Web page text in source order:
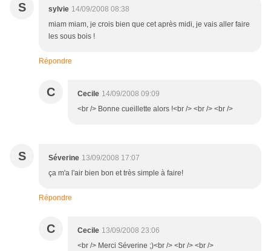
S sylvie 14/09/2008 08:38
miam miam, je crois bien que cet après midi, je vais aller faire
les sous bois !
Répondre
C Cecile 14/09/2008 09:09
<br /> Bonne cueillette alors !<br /> <br /> <br />
S Séverine 13/09/2008 17:07
ça m'a l'air bien bon et très simple à faire!
Répondre
C Cecile 13/09/2008 23:06
<br /> Merci Séverine ;)<br /> <br /> <br />